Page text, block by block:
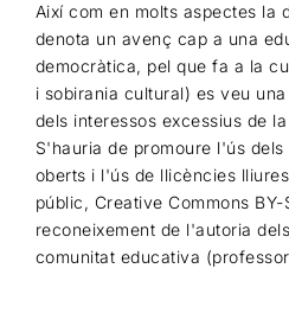
Així com en molts aspectes la
denota un avenç cap a una
democràtica, pel que fa a la
i sobirania cultural) es veu
dels interessos excessius de
S'hauria de promoure l'ús
oberts i l'ús de llicències
públic, Creative Commons
reconeixement de l'autoria
comunitat educativa